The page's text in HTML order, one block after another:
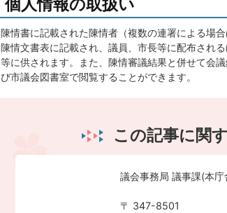
個人情報の取扱い
陳情書に記載された陳情者（複数の連署による場
陳情文書表に記載され、議員、市長等に配布され
等に供されます。また、陳情審議結果と併せて会
び市議会図書室で閲覧することができます。
この記事に関
議会事務局 議事課(本庁
〒 347-8501